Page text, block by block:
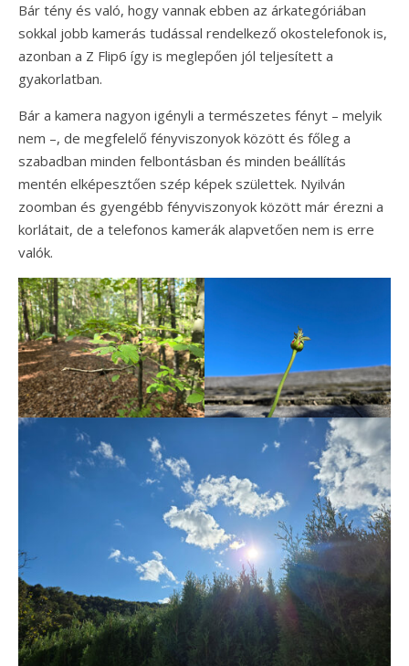
Bár tény és való, hogy vannak ebben az árkategóriában
sokkal jobb kamerás tudással rendelkező okostelefonok is,
azonban a Z Flip6 így is meglepően jól teljesített a
gyakorlatban.
Bár a kamera nagyon igényli a természetes fényt – melyik
nem –, de megfelelő fényviszonyok között és főleg a
szabadban minden felbontásban és minden beállítás
mentén elképesztően szép képek születtek. Nyilván
zoomban és gyengébb fényviszonyok között már érezni a
korlátait, de a telefonos kamerák alapvetően nem is erre
valók.